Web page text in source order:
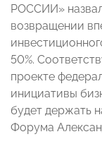
РОССИИ»
возвращении
50%.
проекте
инициативы
будет держать
Форума